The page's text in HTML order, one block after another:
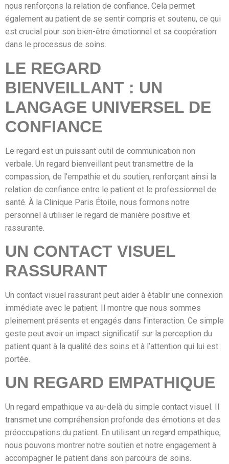
nous renforçons la relation de confiance. Cela permet
également au patient de se sentir compris et soutenu, ce qui
est crucial pour son bien-être émotionnel et sa coopération
dans le processus de soins.
LE REGARD
BIENVEILLANT : UN
LANGAGE UNIVERSEL DE
CONFIANCE
Le regard est un puissant outil de communication non
verbale. Un regard bienveillant peut transmettre de la
compassion, de l’empathie et du soutien, renforçant ainsi la
relation de confiance entre le patient et le professionnel de
santé. À la Clinique Paris Étoile, nous formons notre
personnel à utiliser le regard de manière positive et
rassurante.
UN CONTACT VISUEL
RASSURANT
Un contact visuel rassurant peut aider à établir une connexion
immédiate avec le patient. Il montre que nous sommes
pleinement présents et engagés dans l’interaction. Ce simple
geste peut avoir un impact significatif sur la perception du
patient quant à la qualité des soins et à l’attention qui lui est
portée.
UN REGARD EMPATHIQUE
Un regard empathique va au-delà du simple contact visuel. Il
transmet une compréhension profonde des émotions et des
préoccupations du patient. En utilisant un regard empathique,
nous pouvons montrer notre soutien et notre engagement à
accompagner le patient dans son parcours de soins.